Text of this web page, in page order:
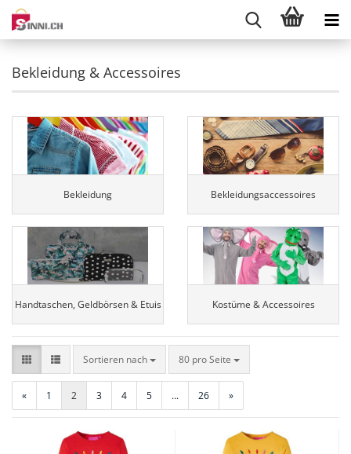
Bekleidung & Accessoires
Bekleidung Bekleidungsaccessoires
Handtaschen, Geldbörsen & Etuis Kostüme & Accessoires
Sortieren nach
Sortieren nach 80 pro Seite
pro Seite
« 1 2 3 4 5 ... 26 »